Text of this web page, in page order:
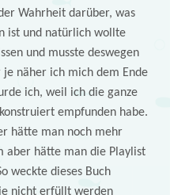
Wahrheit darüber, was
ist und natürlich wollte
und musste deswegen
näher ich mich dem Ende
ich, weil ich die ganze
empfunden habe.
hätte man noch mehr
aber hätte man die Playlist
weckte dieses Buch
nicht erfüllt werden